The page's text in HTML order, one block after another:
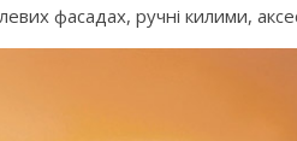
фасадах, ручні килими,